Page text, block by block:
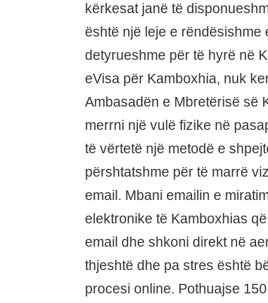
kërkesat janë të
është një leje e rëndësishme
detyrueshme për të hyrë në
eVisa për Kamboxhia, nuk
Ambasadën e Mbretërisë së
merrni një vulë fizike në
të vërtetë një metodë e
përshtatshme për të marrë
email. Mbani emailin e
elektronike të Kamboxhias
email dhe shkoni direkt në
thjeshtë dhe pa stres është
procesi online. Pothuajse